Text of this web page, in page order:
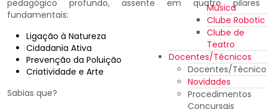
Música
Clube Robotic
Clube de
Teatro
Docentes/Técnicos
Docentes/
Novidades
Procedimentos
Concursais
pedagógico profundo, assente em quatro pilares
fundamentais:
Ligação à Natureza
Cidadania Ativa
Prevenção da Poluição
Criatividade e Arte
Sabias que?